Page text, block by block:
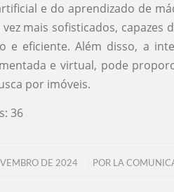
e do aprendizado de
mais sofisticados,
e eficiente. Além disso, a
e virtual, pode
por imóveis.
36
DE 2024
/ POR LA